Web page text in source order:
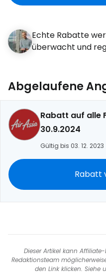
Echte Rabatte
überwacht und
Abgelaufene
Rabatt auf alle
30.9.2024
Gültig bis 03. 12. 2023
Rabatt
Dieser Artikel kann
Redaktionsteam
den Link klicken. Siehe